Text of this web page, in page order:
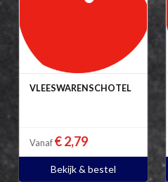
VLEESWARENSCHOTEL
Vanaf € 2,79
Bekijk & bestel